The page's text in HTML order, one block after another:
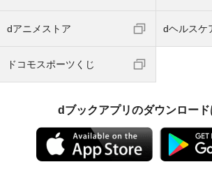
dアニメストア dヘルスケ
ドコモスポーツくじ
dブックアプリのダウンロード